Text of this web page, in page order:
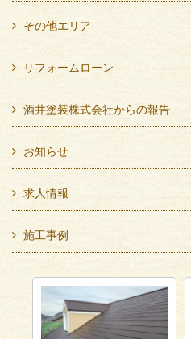
その他エリア
リフォームローン
酒井塗装株式会社からの報告
お知らせ
求人情報
施工事例